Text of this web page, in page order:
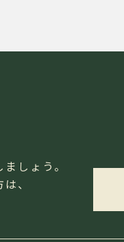
しょう。
、